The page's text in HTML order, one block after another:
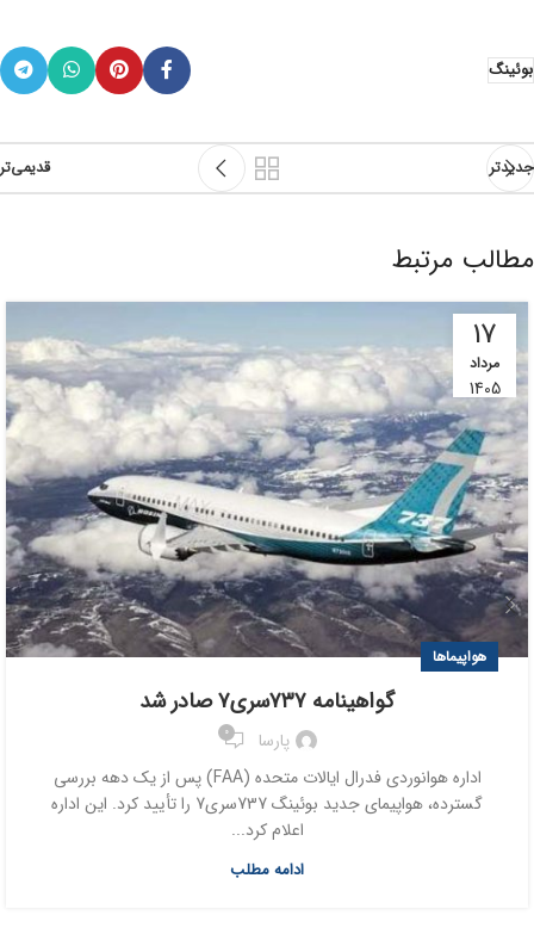
بوئینگ
جدیدتر قدیمی‌تر
مطالب مرتبط
17
مرداد
1405
هواپیماها
گواهینامه ۷۳۷سری۷ صادر شد
پارسا 0
اداره هوانوردی فدرال ایالات متحده (FAA) پس از یک دهه بررسی
گسترده، هواپیمای جدید بوئینگ 737سری7 را تأیید کرد. این اداره
اعلام کرد...
ادامه مطلب